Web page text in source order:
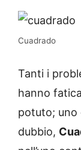
Cuadrado
Tanti i
hanno
potuto; uno
dubbio,